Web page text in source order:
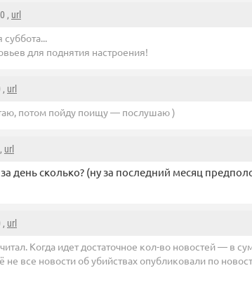
, url
суббота...
для поднятия настроения!
, url
потом пойду поищу — послушаю )
url
день сколько? (ну за последний месяц
, url
Когда идет достаточное кол-во новостей — в
не все новости об убийствах опубликовали по